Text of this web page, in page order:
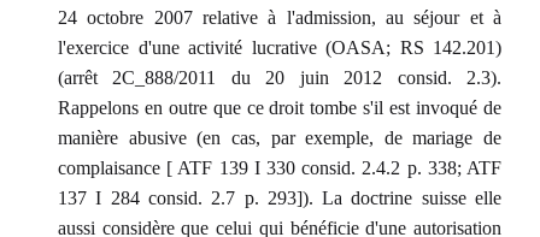
24 octobre 2007 relative à l'admission, au séjour et à
l'exercice d'une activité lucrative (OASA; RS 142.201)
(arrêt 2C_888/2011 du 20 juin 2012 consid. 2.3).
Rappelons en outre que ce droit tombe s'il est invoqué de
manière abusive (en cas, par exemple, de mariage de
complaisance [ ATF 139 I 330 consid. 2.4.2 p. 338; ATF
137 I 284 consid. 2.7 p. 293]). La doctrine suisse elle
aussi considère que celui qui bénéficie d'une autorisation